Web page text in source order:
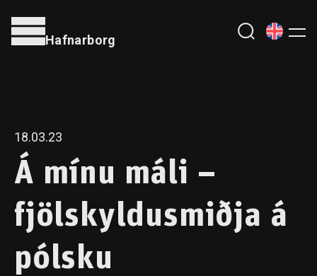
Hafnarborg
18.03.23
Á mínu máli –
fjölskyldusmiðja á
pólsku